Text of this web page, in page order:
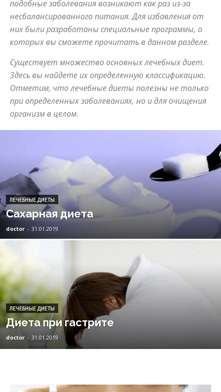
подобные заболевания возникают как раз из-за
несбалансированного питания. Для избавления от
них были разработаны специальные программы, о
которых вы сможете прочитать в данном разделе.
Существует множество основных лечебных диет.
Здесь вы найдете их определенную классификацию.
Отметим, что лечебные диеты полезны не только
при определенных заболеваниях, но и для очищения
организм в целом.
ЛЕЧЕБНЫЕ ДИЕТЫ
Сахарная диета
doctor - 31.01.2019
ЛЕЧЕБНЫЕ ДИЕТЫ
Диета при гастрите
doctor - 31.01.2019